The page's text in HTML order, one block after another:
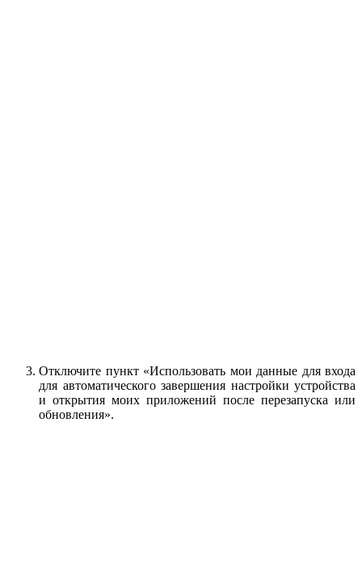
Отключите пункт «Использовать мои данные для входа
для автоматического завершения настройки устройства
и открытия моих приложений после перезапуска или
обновления».